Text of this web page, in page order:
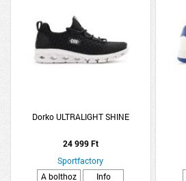
Dorko ULTRALIGHT SHINE
24 999 Ft
Sportfactory
A bolthoz
Info